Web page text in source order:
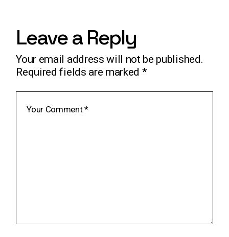
Leave a Reply
Your email address will not be published.
Required fields are marked *